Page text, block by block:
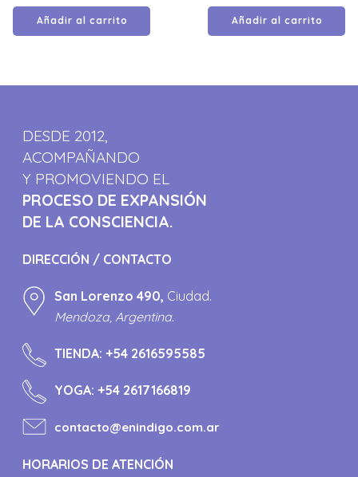
Añadir al carrito Añadir al carrito
DESDE 2012,
ACOMPAÑANDO
Y PROMOVIENDO EL
PROCESO DE EXPANSIÓN
DE LA CONSCIENCIA.
DIRECCIÓN / CONTACTO
San Lorenzo 490, Ciudad.
Mendoza, Argentina.
TIENDA:+54 2616595585
YOGA:+54 2617166819
contacto@enindigo.com.ar
HORARIOS DE ATENCIÓN